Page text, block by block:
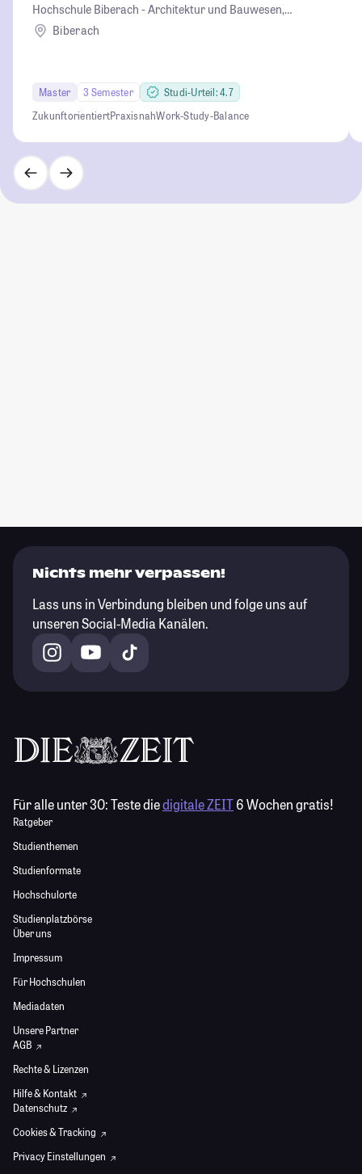
Hochschule Biberach - Architektur und Bauwesen,
Betriebswirtschaft und Biotechnologie
Biberach
Master 3 Semester
Studi-Urteil: 4.7
ZukunftorientiertPraxisnahWork-Study-Balance
Nichts mehr verpassen!
Lass uns in Verbindung bleiben und folge uns auf
unseren Social-Media Kanälen.
Für alle unter 30:Teste diedigitale ZEIT6 Wochen gratis!
Ratgeber
Studienthemen
Studienformate
Hochschulorte
Studienplatzbörse
Über uns
Impressum
Für Hochschulen
Mediadaten
Unsere Partner
AGB
Rechte & Lizenzen
Hilfe & Kontakt
Datenschutz
Cookies & Tracking
Privacy Einstellungen